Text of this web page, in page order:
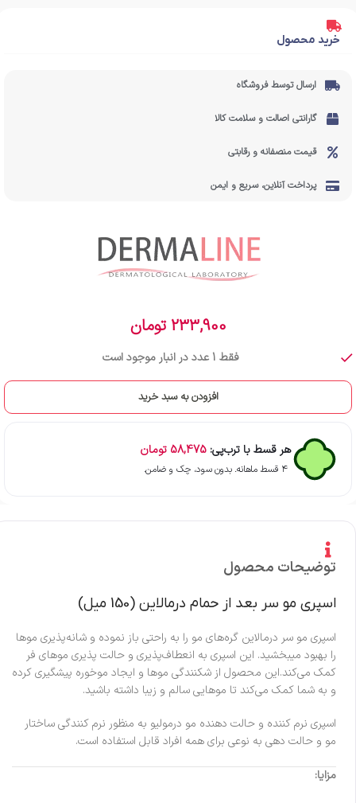
خرید محصول
ارسال توسط فروشگاه
گارانتی اصالت و سلامت کالا
قیمت منصفانه و رقابتی
پرداخت آنلاین، سریع و ایمن
233,900 تومان
فقط 1 عدد در انبار موجود است
افزودن به سبد خرید
هر قسط با ترب‌پی: 58,475 تومان
۴ قسط ماهانه. بدون سود، چک و ضامن.
توضیحات محصول
اسپری مو سر بعد از حمام درمالاین (150 میل)
اسپری مو سر درمالاین گره‌های مو را به راحتی باز نموده و شانه‌پذیری موها
را بهبود میبخشید. این اسپری به انعطاف‌پذیری و حالت پذیری موهای فر
کمک می‌کند.این محصول از شکنندگی موها و ایجاد موخوره پیشگیری کرده
و به شما کمک می‌کند تا موهایی سالم و زیبا داشته باشید.
اسپری نرم کننده و حالت دهنده مو درمولیو به منظور نرم کنندگی ساختار
مو و حالت دهی به نوعی برای همه افراد قابل استفاده است.
مزایا: